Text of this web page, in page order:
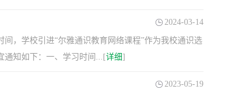
2024-03-14
，学校引进“尔雅通识教育网络课程”作为我校通识选
通知如下：一、学习时间...[详细]
2023-05-19